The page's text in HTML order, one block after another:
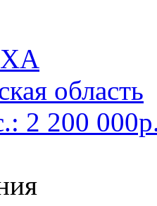
область
2 200